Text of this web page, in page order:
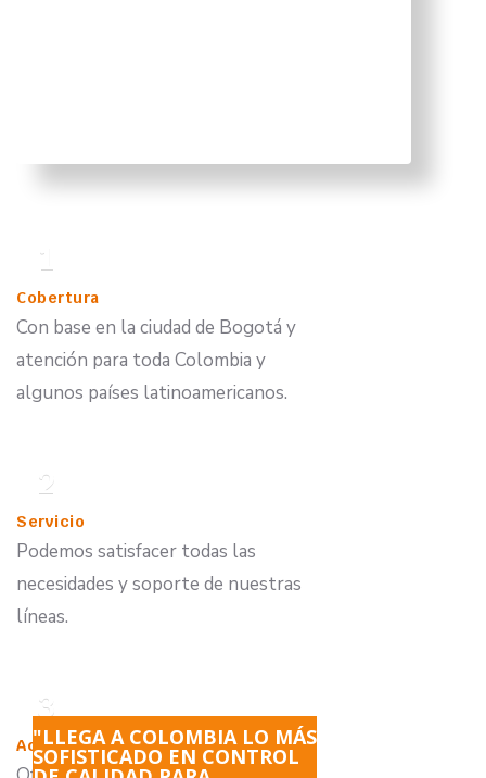
1
Cobertura
Con base en la ciudad de Bogotá y
atención para toda Colombia y
algunos países latinoamericanos.
2
Servicio
Podemos satisfacer todas las
necesidades y soporte de nuestras
líneas.
3
Accesibilidad
"LLEGA A COLOMBIA LO MÁS
SOFISTICADO EN CONTROL